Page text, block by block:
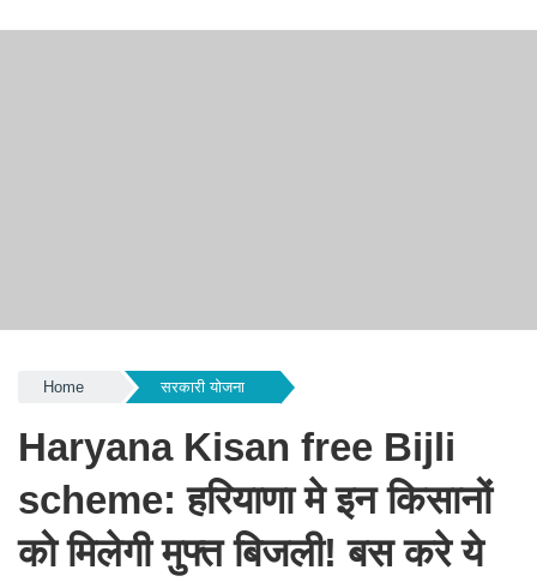
Home सरकारी योजना
Haryana Kisan free Bijli
scheme: हरियाणा मे इन किसानों
को मिलेगी मुफ्त बिजली! बस करे ये